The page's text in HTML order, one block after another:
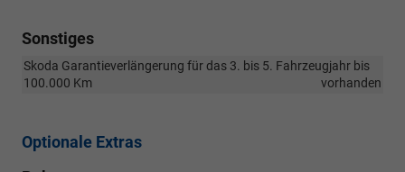
Sonstiges
Skoda Garantieverlängerung für das 3. bis 5. Fahrzeugjahr bis
100.000 Km
vorhanden
Optionale Extras